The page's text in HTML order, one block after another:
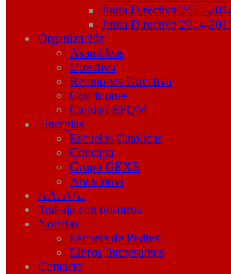
Junta Directiva 2013-
Junta Directiva 2014-
Organización
Asambleas
Directiva
Reuniones Directiva
Comisiones
Calidad EFQM
Sinergias
Escuelas Católicas
Concapa
Grupo GEXE
Apasconvi
AA. AA.
Trabaja con nosotros
Noticias
Escuela de Padres
Libros Interesantes
Contacto